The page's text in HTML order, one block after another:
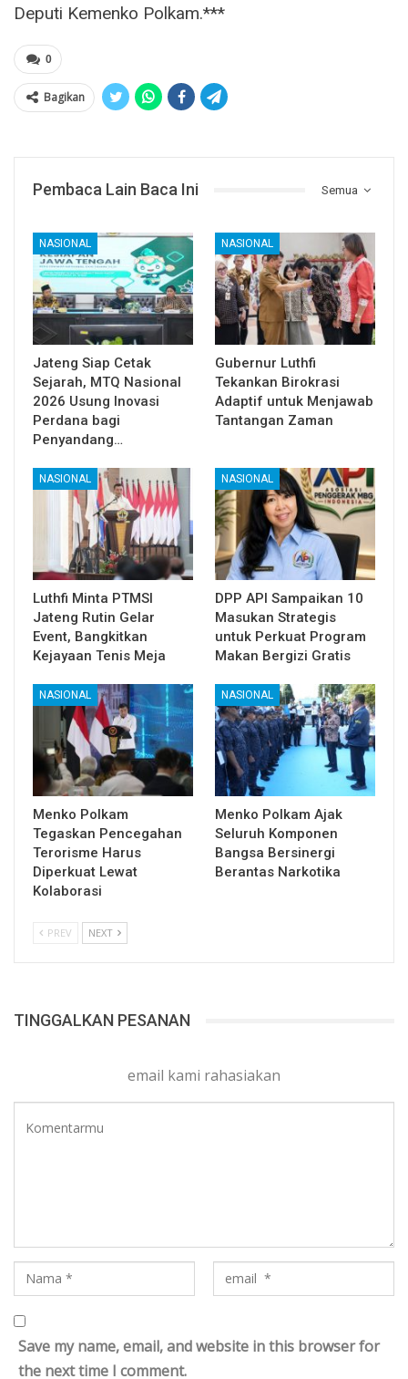
Deputi Kemenko Polkam.***
0
Bagikan
Semua
Pembaca Lain Baca Ini
NASIONAL
Jateng Siap Cetak
Sejarah, MTQ Nasional
2026 Usung Inovasi
Perdana bagi
Penyandang…
NASIONAL
Gubernur Luthfi
Tekankan Birokrasi
Adaptif untuk Menjawab
Tantangan Zaman
NASIONAL
Luthfi Minta PTMSI
Jateng Rutin Gelar
Event, Bangkitkan
Kejayaan Tenis Meja
NASIONAL
DPP API Sampaikan 10
Masukan Strategis
untuk Perkuat Program
Makan Bergizi Gratis
NASIONAL
Menko Polkam
Tegaskan Pencegahan
Terorisme Harus
Diperkuat Lewat
Kolaborasi
NASIONAL
Menko Polkam Ajak
Seluruh Komponen
Bangsa Bersinergi
Berantas Narkotika
PREV NEXT
TINGGALKAN PESANAN
email kami rahasiakan
Save my name, email, and website in this browser for
the next time I comment.